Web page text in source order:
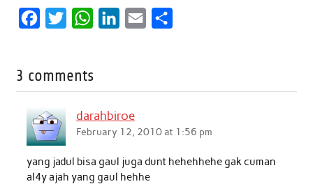
e
o
o
k
t
W
t
A
p
d
n
3 comments
darahbiroe
February 12, 2010 at 1:56 pm
yang jadul bisa gaul juga dunt hehehhehe gak cuman
al4y ajah yang gaul hehhe